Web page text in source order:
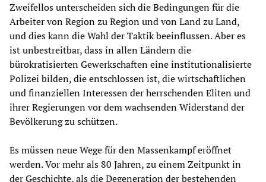
Zweifellos unterscheiden sich die Bedingungen für die
Arbeiter von Region zu Region und von Land zu Land,
und dies kann die Wahl der Taktik beeinflussen. Aber es
ist unbestreitbar, dass in allen Ländern die
bürokratisierten Gewerkschaften eine institutionalisierte
Polizei bilden, die entschlossen ist, die wirtschaftlichen
und finanziellen Interessen der herrschenden Eliten und
ihrer Regierungen vor dem wachsenden Widerstand der
Bevölkerung zu schützen.
Es müssen neue Wege für den Massenkampf eröffnet
werden. Vor mehr als 80 Jahren, zu einem Zeitpunkt in
der Geschichte, als die Degeneration der bestehenden